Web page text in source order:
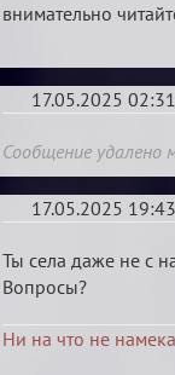
внимательно
17.05.2025
Re:
Аппеляция
по
делу
Danilkou,
TaNaRiS
от
Сообщение
17.05.2025
Re:
Аппеляция
по
делу
Ты села даже не с
Вопросы?
Ни на что не